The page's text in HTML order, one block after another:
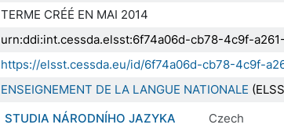
TERME CRÉÉ EN MAI 2014
urn:ddi:int.cessda.elsst:6f74a06d-cb78-4c9f-
https://elsst.cessda.eu/id/6f74a06d-cb78-4c9f-
ENSEIGNEMENT DE LA LANGUE NATIONALE
STUDIA NÁRODNÍHO JAZYKA
Czech